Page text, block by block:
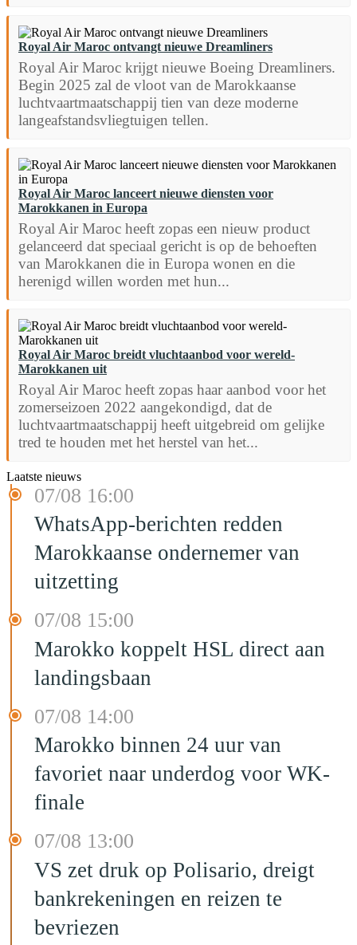
Royal Air Maroc ontvangt nieuwe Dreamliners
Royal Air Maroc krijgt nieuwe Boeing Dreamliners.
Begin 2025 zal de vloot van de Marokkaanse
luchtvaartmaatschappij tien van deze moderne
langeafstandsvliegtuigen tellen.
Royal Air Maroc lanceert nieuwe diensten voor
Marokkanen in Europa
Royal Air Maroc heeft zopas een nieuw product
gelanceerd dat speciaal gericht is op de behoeften
van Marokkanen die in Europa wonen en die
herenigd willen worden met hun...
Royal Air Maroc breidt vluchtaanbod voor wereld-
Marokkanen uit
Royal Air Maroc heeft zopas haar aanbod voor het
zomerseizoen 2022 aangekondigd, dat de
luchtvaartmaatschappij heeft uitgebreid om gelijke
tred te houden met het herstel van het...
Laatste nieuws
07/08 16:00
WhatsApp-berichten redden
Marokkaanse ondernemer van
uitzetting
07/08 15:00
Marokko koppelt HSL direct aan
landingsbaan
07/08 14:00
Marokko binnen 24 uur van
favoriet naar underdog voor WK-
finale
07/08 13:00
VS zet druk op Polisario, dreigt
bankrekeningen en reizen te
bevriezen